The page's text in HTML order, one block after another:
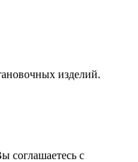
изделий.
соглашаетесь с